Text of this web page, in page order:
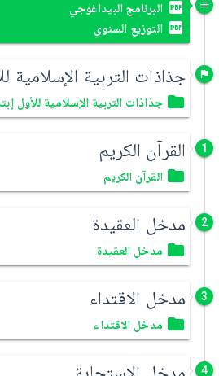
البرنامج البيداغوجي
التوزيع السنوي
جذاذات التربية الإسلامية
جذاذات التربية الإسلامية للأول
1 القرآن الكريم
القرآن الكريم
2 مدخل العقيدة
مدخل العقيدة
3 مدخل الاقتداء
مدخل الاقتداء
4